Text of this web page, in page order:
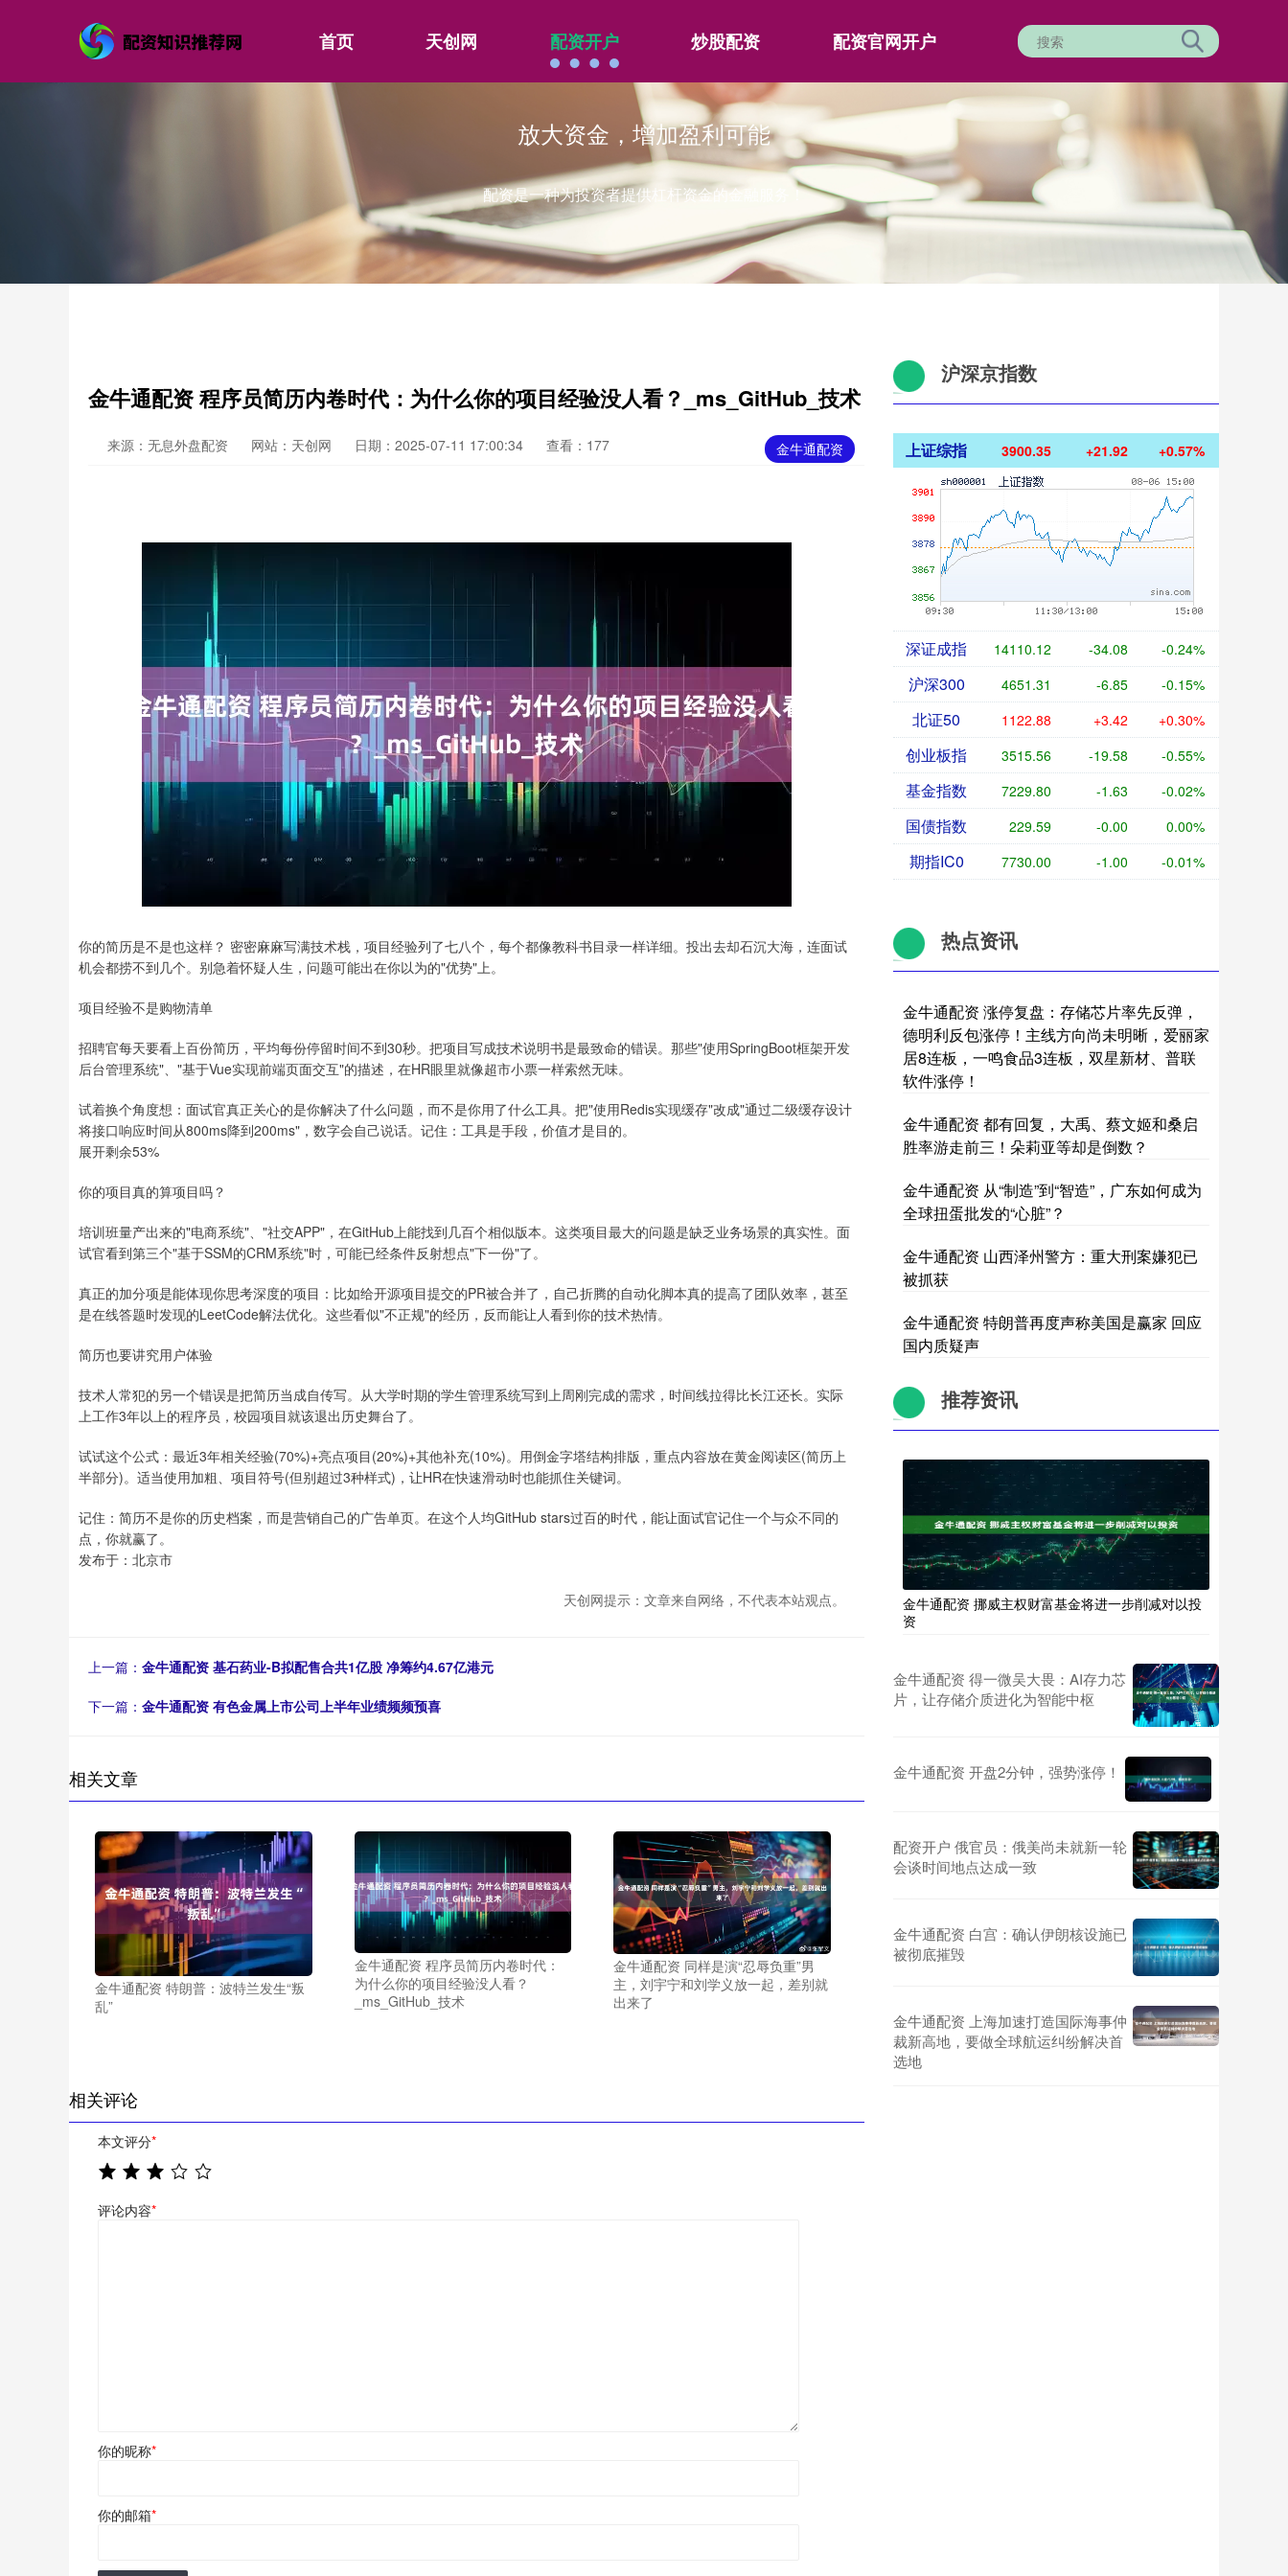
首页 天创网 配资开户 炒股配资 配资官网开户
放大资金，增加盈利可能
配资是一种为投资者提供杠杆资金的金融服务！
金牛通配资 程序员简历内卷时代：为什么你的项目经验没人看？_ms_GitHub_技术
金牛通配资
来源：无息外盘配资 网站：天创网 日期：2025-07-11 17:00:34 查看：177
你的简历是不是也这样？ 密密麻麻写满技术栈，项目经验列了七八个，每个都像教科书目录一样详细。投出去却石沉大海，连面试
机会都捞不到几个。别急着怀疑人生，问题可能出在你以为的"优势"上。
项目经验不是购物清单
招聘官每天要看上百份简历，平均每份停留时间不到30秒。把项目写成技术说明书是最致命的错误。那些"使用SpringBoot框架开发
后台管理系统"、"基于Vue实现前端页面交互"的描述，在HR眼里就像超市小票一样索然无味。
试着换个角度想：面试官真正关心的是你解决了什么问题，而不是你用了什么工具。把"使用Redis实现缓存"改成"通过二级缓存设计
将接口响应时间从800ms降到200ms"，数字会自己说话。记住：工具是手段，价值才是目的。
展开剩余53%
你的项目真的算项目吗？
培训班量产出来的"电商系统"、"社交APP"，在GitHub上能找到几百个相似版本。这类项目最大的问题是缺乏业务场景的真实性。面
试官看到第三个"基于SSM的CRM系统"时，可能已经条件反射想点"下一份"了。
真正的加分项是能体现你思考深度的项目：比如给开源项目提交的PR被合并了，自己折腾的自动化脚本真的提高了团队效率，甚至
是在线答题时发现的LeetCode解法优化。这些看似"不正规"的经历，反而能让人看到你的技术热情。
简历也要讲究用户体验
技术人常犯的另一个错误是把简历当成自传写。从大学时期的学生管理系统写到上周刚完成的需求，时间线拉得比长江还长。实际
上工作3年以上的程序员，校园项目就该退出历史舞台了。
试试这个公式：最近3年相关经验(70%)+亮点项目(20%)+其他补充(10%)。用倒金字塔结构排版，重点内容放在黄金阅读区(简历上
半部分)。适当使用加粗、项目符号(但别超过3种样式)，让HR在快速滑动时也能抓住关键词。
记住：简历不是你的历史档案，而是营销自己的广告单页。在这个人均GitHub stars过百的时代，能让面试官记住一个与众不同的
点，你就赢了。
发布于：北京市
天创网提示：文章来自网络，不代表本站观点。
上一篇： 金牛通配资 基石药业-B拟配售合共1亿股 净筹约4.67亿港元
下一篇： 金牛通配资 有色金属上市公司上半年业绩频频预喜
相关文章
金牛通配资 特朗普：波特兰发生“叛
乱”
金牛通配资 程序员简历内卷时代：
为什么你的项目经验没人看？
_ms_GitHub_技术
金牛通配资 同样是演“忍辱负重”男
主，刘宇宁和刘学义放一起，差别就
出来了
相关评论
本文评分*
评论内容*
你的昵称*
你的邮箱*
沪深京指数
上证综指 3900.35 +21.92 +0.57%
深证成指 14110.12 -34.08 -0.24%
沪深300 4651.31 -6.85 -0.15%
北证50 1122.88 +3.42 +0.30%
创业板指 3515.56 -19.58 -0.55%
基金指数 7229.80 -1.63 -0.02%
国债指数 229.59 -0.00 0.00%
期指IC0 7730.00 -1.00 -0.01%
热点资讯
金牛通配资 涨停复盘：存储芯片率先反弹，
德明利反包涨停！主线方向尚未明晰，爱丽家
居8连板，一鸣食品3连板，双星新材、普联
软件涨停！
金牛通配资 都有回复，大禹、蔡文姬和桑启
胜率游走前三！朵莉亚等却是倒数？
金牛通配资 从“制造”到“智造”，广东如何成为
全球扭蛋批发的“心脏”？
金牛通配资 山西泽州警方：重大刑案嫌犯已
被抓获
金牛通配资 特朗普再度声称美国是赢家 回应
国内质疑声
推荐资讯
金牛通配资 挪威主权财富基金将进一步削减对以投
资
金牛通配资 得一微吴大畏：AI存力芯
片，让存储介质进化为智能中枢
金牛通配资 开盘2分钟，强势涨停！
配资开户 俄官员：俄美尚未就新一轮
会谈时间地点达成一致
金牛通配资 白宫：确认伊朗核设施已
被彻底摧毁
金牛通配资 上海加速打造国际海事仲
裁新高地，要做全球航运纠纷解决首
选地